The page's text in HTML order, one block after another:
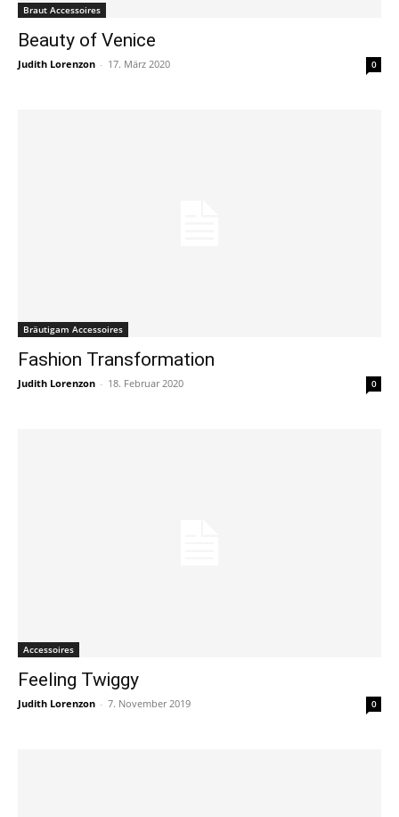
Braut Accessoires
Beauty of Venice
Judith Lorenzon - 17. März 2020 0
Bräutigam Accessoires
Fashion Transformation
Judith Lorenzon - 18. Februar 2020 0
Accessoires
Feeling Twiggy
Judith Lorenzon - 7. November 2019 0